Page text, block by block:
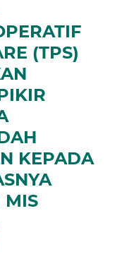
(TPS)
KEPADA
MIS